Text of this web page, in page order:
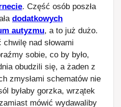
. Część osób poszła
dodatkowych
autyzmu, a to już dużo.
nad słowami
sobie, co by było,
obudzili się, a żaden z
zmysłami schematów nie
byłaby gorzka, wrzątek
mówić wydawaliby